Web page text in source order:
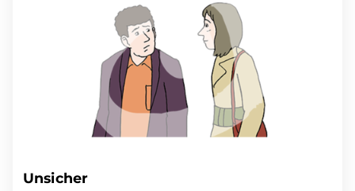
Unsicher